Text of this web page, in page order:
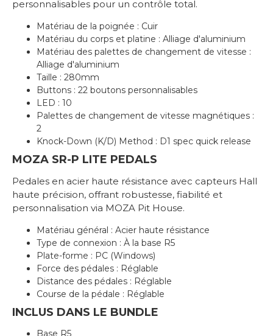
personnalisables pour un contrôle total.
Matériau de la poignée : Cuir
Matériau du corps et platine : Alliage d'aluminium
Matériau des palettes de changement de vitesse :
Alliage d'aluminium
Taille : 280mm
Buttons : 22 boutons personnalisables
LED : 10
Palettes de changement de vitesse magnétiques :
2
Knock-Down (K/D) Method : D1 spec quick release
MOZA SR-P LITE PEDALS
Pedales en acier haute résistance avec capteurs Hall
haute précision, offrant robustesse, fiabilité et
personnalisation via MOZA Pit House.
Matériau général : Acier haute résistance
Type de connexion : À la base R5
Plate-forme : PC (Windows)
Force des pédales : Réglable
Distance des pédales : Réglable
Course de la pédale : Réglable
INCLUS DANS LE BUNDLE
Base R5